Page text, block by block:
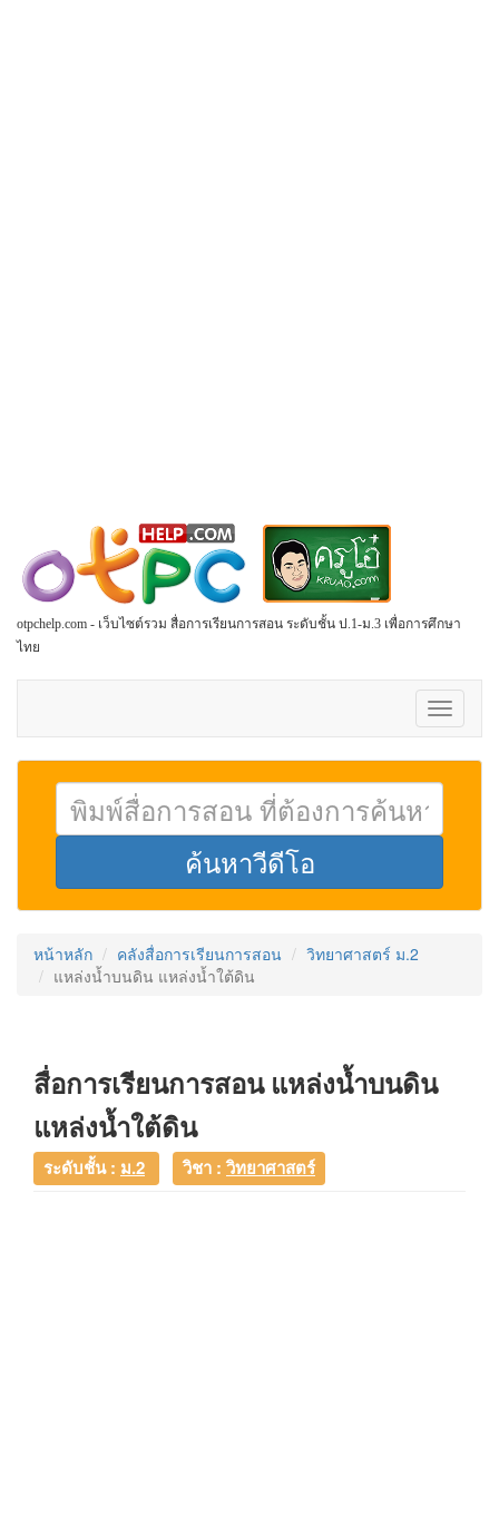
otpchelp.com - เว็บไซต์รวม สื่อการเรียนการสอน ระดับชั้น ป.1-ม.3 เพื่อการศึกษา
ไทย
Toggle
หน้าหลัก คลังสื่อการเรียนการสอน
วิทยาศาสตร์ ม.2
แหล่งน้ำบนดิน แหล่งน้ำใต้ดิน
สื่อการเรียนการสอน แหล่งน้ำบนดิน
แหล่งน้ำใต้ดิน
ระดับชั้น : ม.2 วิชา :วิทยาศาสตร์